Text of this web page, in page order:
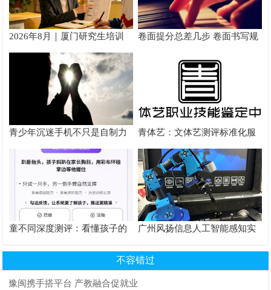
2026年8月｜厦门研究生培训
推荐
卷面提分总差几步 卷面书写规
青少年沉迷手机不只是自制力
差！陕西家长读懂背后的心理
根源
青体艺：文体艺测评标准化服
务体系解析
童不同深度测评：看懂孩子的
广州风扬信息人工智能感知实
不容错过
豫闽携手搭平台 产教融合促就业